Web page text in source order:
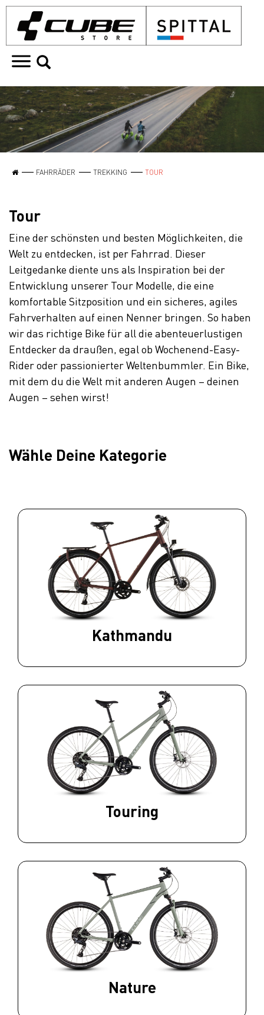
FAHRRÄDER TREKKING TOUR
Tour
Eine der schönsten und besten Möglichkeiten, die
Welt zu entdecken, ist per Fahrrad. Dieser
Leitgedanke diente uns als Inspiration bei der
Entwicklung unserer Tour Modelle, die eine
komfortable Sitzposition und ein sicheres, agiles
Fahrverhalten auf einen Nenner bringen. So haben
wir das richtige Bike für all die abenteuerlustigen
Entdecker da draußen, egal ob Wochenend-Easy-
Rider oder passionierter Weltenbummler. Ein Bike,
mit dem du die Welt mit anderen Augen – deinen
Augen – sehen wirst!
Wähle Deine Kategorie
Kathmandu
Touring
Nature